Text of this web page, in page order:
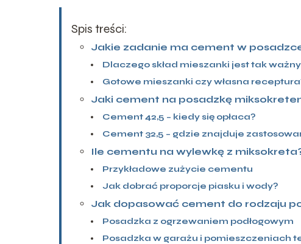
Spis treści:
Jakie zadanie ma cement w
Dlaczego skład mieszanki jest tak
Gotowe mieszanki czy własna
Jaki cement na posadzkę
Cement 42,5 – kiedy się opłaca?
Cement 32,5 – gdzie znajduje
Ile cementu na wylewkę z
Przykładowe zużycie cementu
Jak dobrać proporcje piasku i wody?
Jak dopasować cement do rodzaju
Posadzka z ogrzewaniem podłogowym
Posadzka w garażu i pomieszczeniach